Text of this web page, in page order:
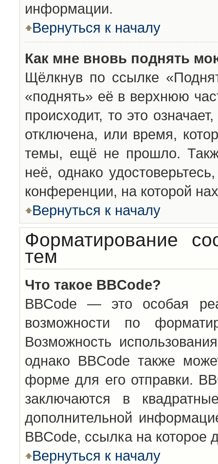
информации.
Вернуться к началу
Как мне вновь поднять
Щёлкнув по ссылке
«поднять» её в верхнюю
происходит, то это
отключена, или время,
темы, ещё не прошло.
неё, однако
конференции, на которой
Вернуться к началу
Форматирование
тем
Что такое BBCode?
BBCode — это особая
возможности по
Возможность
однако BBCode также
форме для его отправки.
заключаются в
дополнительной
BBCode, ссылка на
Вернуться к началу